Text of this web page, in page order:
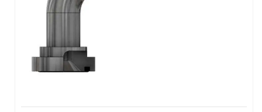
ORFS Rakorlar
Boru Uçlu Rakorlar